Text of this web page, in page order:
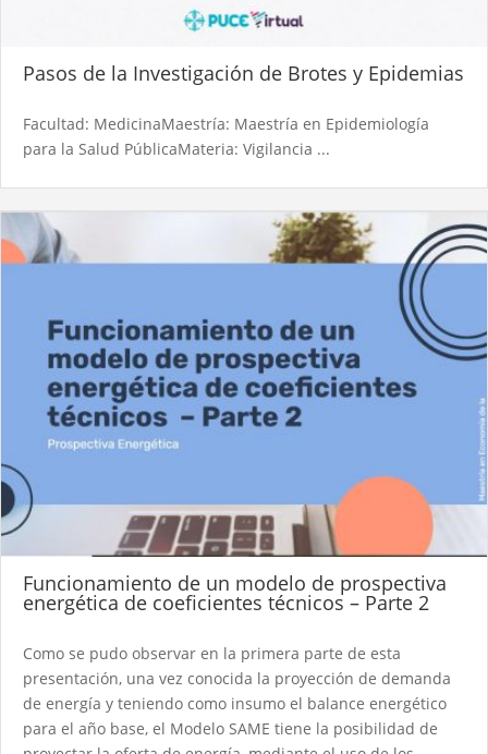
Pasos de la Investigación de Brotes y Epidemias
Facultad: MedicinaMaestría: Maestría en Epidemiología
para la Salud PúblicaMateria: Vigilancia ...
Funcionamiento de un modelo de prospectiva
energética de coeficientes técnicos – Parte 2
Como se pudo observar en la primera parte de esta
presentación, una vez conocida la proyección de demanda
de energía y teniendo como insumo el balance energético
para el año base, el Modelo SAME tiene la posibilidad de